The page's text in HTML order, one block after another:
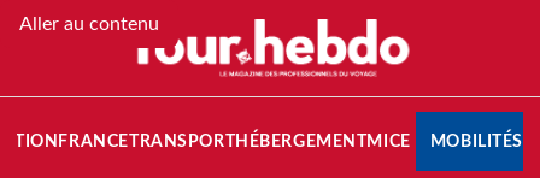
Aller au contenu
FRANCETRANSPORT HÉBERGEMENTMICE MOBILITÉS